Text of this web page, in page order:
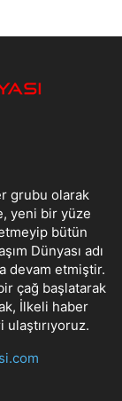
grubu olarak
yeni bir yüze
bütün
Dünyası adı
devam etmiştir.
çağ başlatarak
İlkeli haber
ulaştırıyoruz.